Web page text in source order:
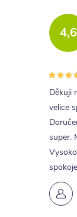
4,6
Děkuji
velice
super.